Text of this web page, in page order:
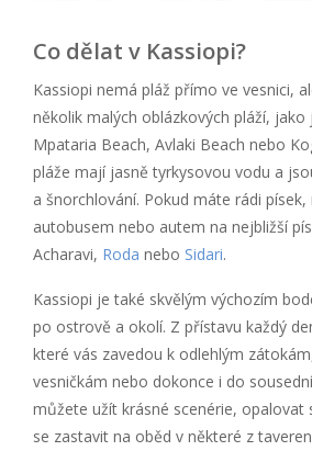
Co dělat v Kassiopi?
Kassiopi nemá pláž přímo ve vesnici,
několik malých oblázkových pláží, jako
Mpataria Beach, Avlaki Beach nebo
pláže mají jasně tyrkysovou vodu a
a šnorchlování. Pokud máte rádi
autobusem nebo autem na nejbližší
Acharavi, Roda nebo Sidari.
Kassiopi je také skvělým výchozím
po ostrově a okolí. Z přístavu každý
které vás zavedou k odlehlým
vesničkám nebo dokonce i do
můžete užít krásné scenérie, opalovat
se zastavit na oběd v některé z